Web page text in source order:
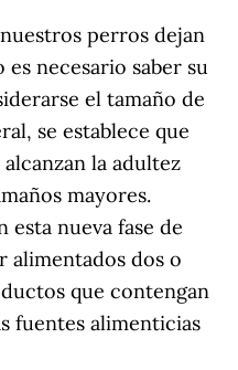
perros dejan
necesario saber su
el tamaño de
se establece que
la adultez
mayores.
esta nueva fase de
alimentados dos o
que contengan
fuentes alimenticias